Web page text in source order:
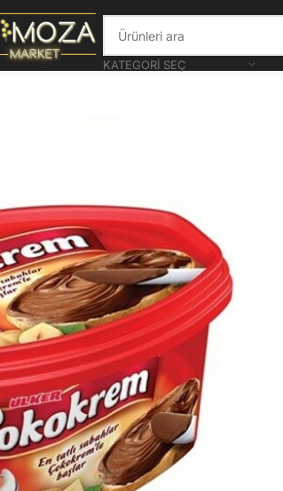
KATEGORI SEÇ